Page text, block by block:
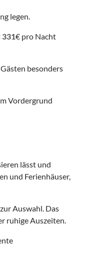
legen.
331€ pro Nacht
besonders
Vordergrund
lässt und
und Ferienhäuser,
Auswahl. Das
ruhige Auszeiten.